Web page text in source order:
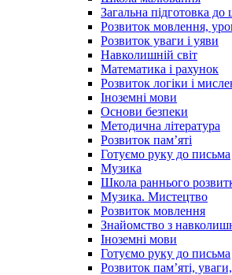
Загальна підготовка до
Розвиток мовлення,
Розвиток уваги і уяви
Навколишній світ
Математика і рахунок
Розвиток логіки і
Іноземні мови
Основи безпеки
Методична література
Розвиток пам’яті
Готуємо руку до письма
Музика
Школа раннього
Музика. Мистецтво
Розвиток мовлення
Знайомство з
Іноземні мови
Готуємо руку до письма
Розвиток пам’яті,